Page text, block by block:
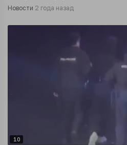
Новости 2 года назад
10